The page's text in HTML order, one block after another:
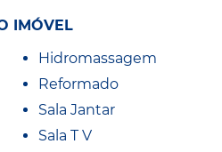
IMÓVEL
Hidromassagem
Reformado
Sala Jantar
Sala T V